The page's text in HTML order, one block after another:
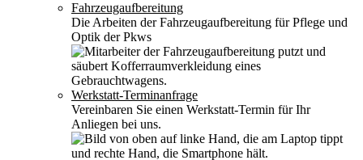
Fahrzeugaufbereitung
Die Arbeiten der Fahrzeugaufbereitung für Pflege und
Optik der Pkws
Werkstatt-Terminanfrage
Vereinbaren Sie einen Werkstatt-Termin für Ihr
Anliegen bei uns.